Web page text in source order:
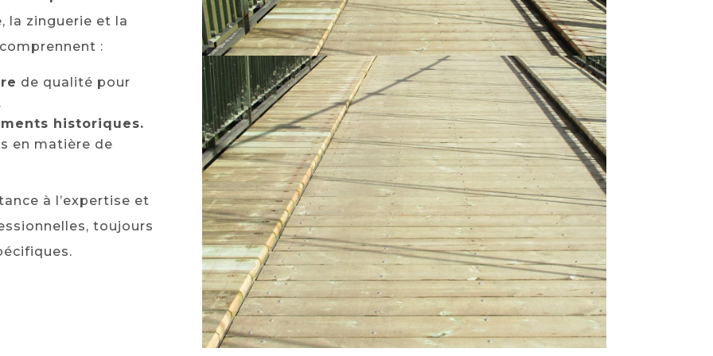
la zinguerie et la
:
de qualité pour
historiques.
en matière de
à l’expertise et
toujours